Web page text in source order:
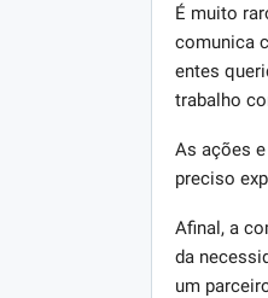
É muito
comunica
entes
trabalho
As ações
preciso
Afinal, a
da
um